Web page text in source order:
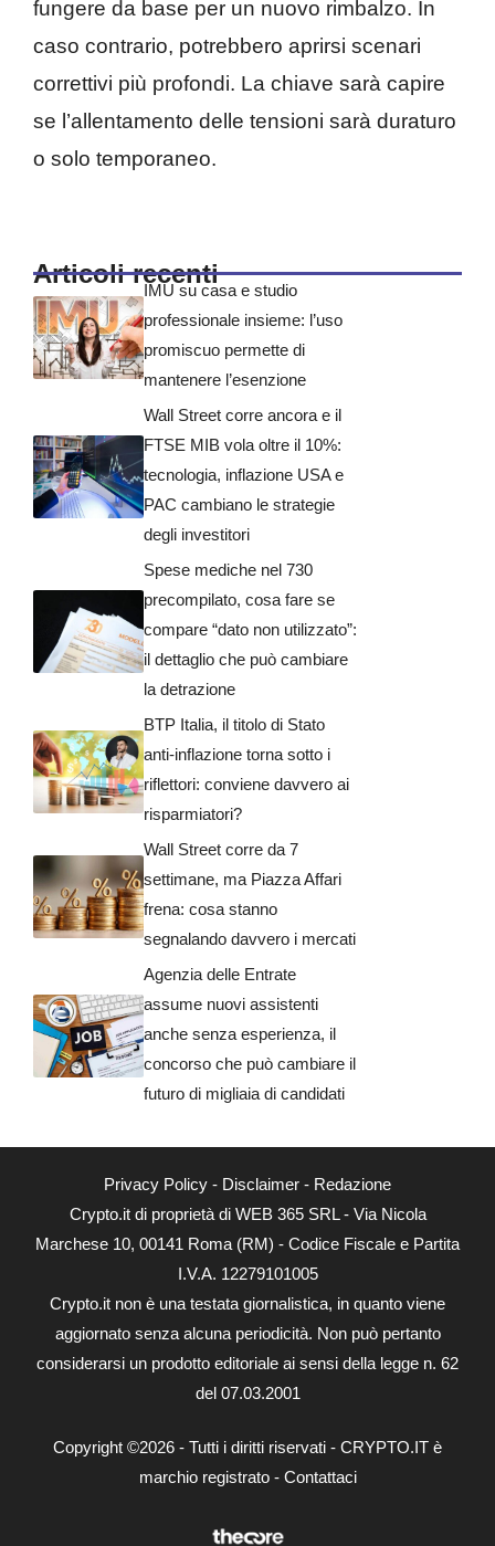
fungere da base per un nuovo rimbalzo. In
caso contrario, potrebbero aprirsi scenari
correttivi più profondi. La chiave sarà capire
se l’allentamento delle tensioni sarà duraturo
o solo temporaneo.
Articoli recenti
IMU su casa e studio
professionale insieme: l’uso
promiscuo permette di
mantenere l’esenzione
Wall Street corre ancora e il
FTSE MIB vola oltre il 10%:
tecnologia, inflazione USA e
PAC cambiano le strategie
degli investitori
Spese mediche nel 730
precompilato, cosa fare se
compare “dato non utilizzato”:
il dettaglio che può cambiare
la detrazione
BTP Italia, il titolo di Stato
anti-inflazione torna sotto i
riflettori: conviene davvero ai
risparmiatori?
Wall Street corre da 7
settimane, ma Piazza Affari
frena: cosa stanno
segnalando davvero i mercati
Agenzia delle Entrate
assume nuovi assistenti
anche senza esperienza, il
concorso che può cambiare il
futuro di migliaia di candidati
Privacy Policy - Disclaimer - Redazione
Crypto.it di proprietà di WEB 365 SRL - Via Nicola
Marchese 10, 00141 Roma (RM) - Codice Fiscale e Partita
I.V.A. 12279101005
Crypto.it non è una testata giornalistica, in quanto viene
aggiornato senza alcuna periodicità. Non può pertanto
considerarsi un prodotto editoriale ai sensi della legge n. 62
del 07.03.2001
Copyright ©2026 - Tutti i diritti riservati - CRYPTO.IT è
marchio registrato - Contattaci